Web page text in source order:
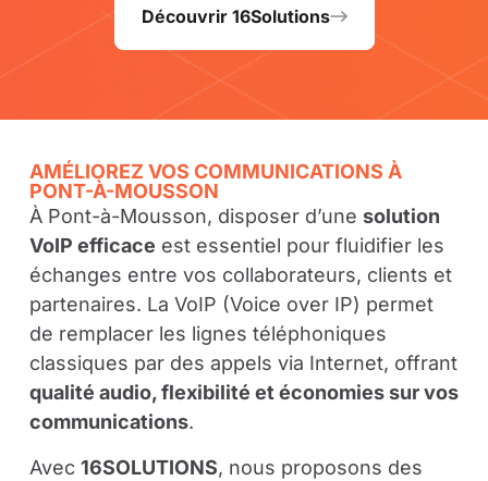
Découvrir 16Solutions
AMÉLIOREZ VOS COMMUNICATIONS À
PONT-À-MOUSSON
À Pont-à-Mousson, disposer d’une solution
VoIP efficace est essentiel pour fluidifier les
échanges entre vos collaborateurs, clients et
partenaires. La VoIP (Voice over IP) permet
de remplacer les lignes téléphoniques
classiques par des appels via Internet, offrant
qualité audio, flexibilité et économies sur vos
communications.
Avec 16SOLUTIONS, nous proposons des